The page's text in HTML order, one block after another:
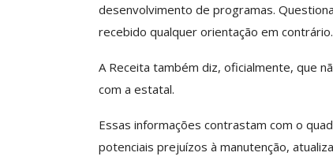
desenvolvimento de programas.
recebido qualquer orientação em contrário.
A Receita também diz, oficialmente, que
com a estatal.
Essas informações contrastam com o
potenciais prejuízos à manutenção,
ASSECOR
Da Mesa